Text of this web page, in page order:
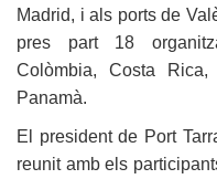
Madrid, i als ports de
pres part 18
Colòmbia, Costa Rica,
Panamà.
El president de Port
reunit amb els